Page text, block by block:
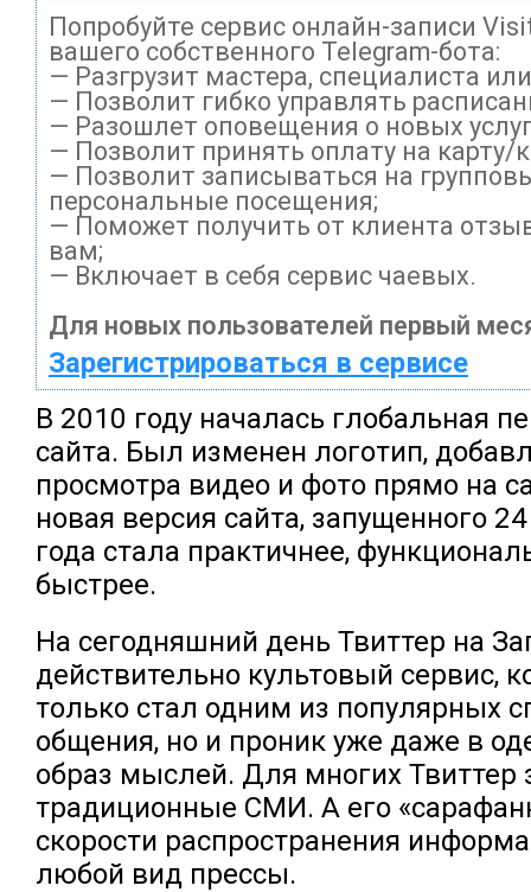
Попробуйте сервис онлайн-записи
вашего собственного Telegram-бота:
— Разгрузит мастера, специалиста
— Позволит гибко управлять
— Разошлет оповещения о новых
— Позволит принять оплату на карту/
— Позволит записываться на
персональные посещения;
— Поможет получить от клиента
вам;
— Включает в себя сервис чаевых.
Для новых пользователей первый
Зарегистрироваться в сервисе
В 2010 году началась глобальная
сайта. Был изменен логотип,
просмотра видео и фото прямо на
новая версия сайта, запущенного
года стала практичнее,
быстрее.
На сегодняшний день Твиттер на
действительно культовый сервис,
только стал одним из популярных
общения, но и проник уже даже в
образ мыслей. Для многих Твиттер
традиционные СМИ. А его
скорости распространения
любой вид прессы.